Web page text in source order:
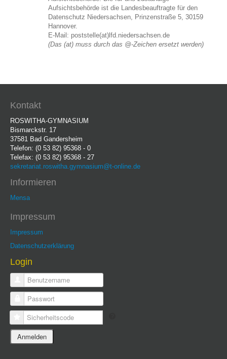
Aufsichtsbehörde ist die Landesbeauftragte für den
Datenschutz Niedersachsen, Prinzenstraße 5, 30159
Hannover.
E-Mail: poststelle(at)lfd.niedersachsen.de
(Das (at) muss durch das @-Zeichen ersetzt werden)
Kontakt
ROSWITHA-GYMNASIUM
Bismarckstr. 17
37581 Bad Gandersheim
Telefon: (0 53 82) 95368 - 0
Telefax: (0 53 82) 95368 - 27
sekretariat.roswitha.gymnasium@t-online.de
Informieren
Mensa
Impressum
Impressum
Datenschutzerklärung
Login
Benutzername
Passwort
Sicherheitscode
Anmelden